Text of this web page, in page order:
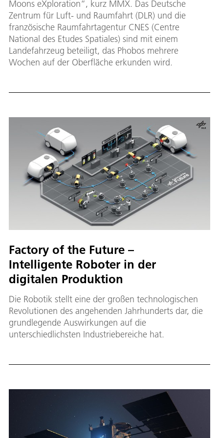
Moons eXploration“, kurz MMX. Das Deutsche
Zentrum für Luft- und Raumfahrt (DLR) und die
französische Raumfahrtagentur CNES (Centre
National des Etudes Spatiales) sind mit einem
Landefahrzeug beteiligt, das Phobos mehrere
Wochen auf der Oberfläche erkunden wird.
Fac­to­ry of the Fu­ture –
Intelligente Roboter in der
digitalen Produktion
Die Robotik stellt eine der großen technologischen
Revolutionen des angehenden Jahrhunderts dar, die
grundlegende Auswirkungen auf die
unterschiedlichsten Industriebereiche hat.